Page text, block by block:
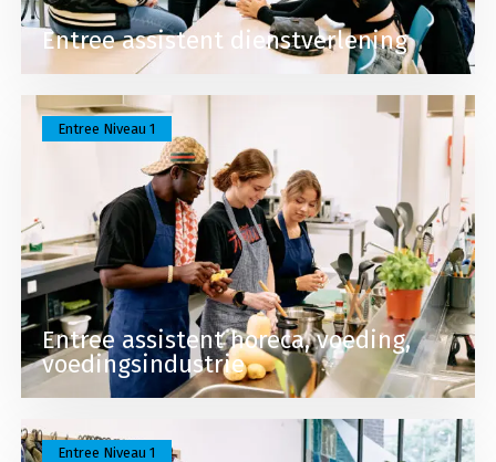
Entree assistent dienstverlening
Entree assistent horeca, voeding,
voedingsindustrie
Entree Niveau 1
Lees meer over Entree assistent horeca,
Entree Niveau 1
Lees meer over Entree assistent verkoop / retail